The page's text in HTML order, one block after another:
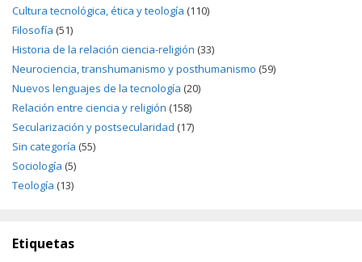
Cultura tecnológica, ética y teología (110)
Filosofía (51)
Historia de la relación ciencia-religión (33)
Neurociencia, transhumanismo y posthumanismo (59)
Nuevos lenguajes de la tecnología (20)
Relación entre ciencia y religión (158)
Secularización y postsecularidad (17)
Sin categoría (55)
Sociología (5)
Teología (13)
Etiquetas